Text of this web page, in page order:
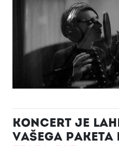
KONCERT JE
VAŠEGA PAKETA